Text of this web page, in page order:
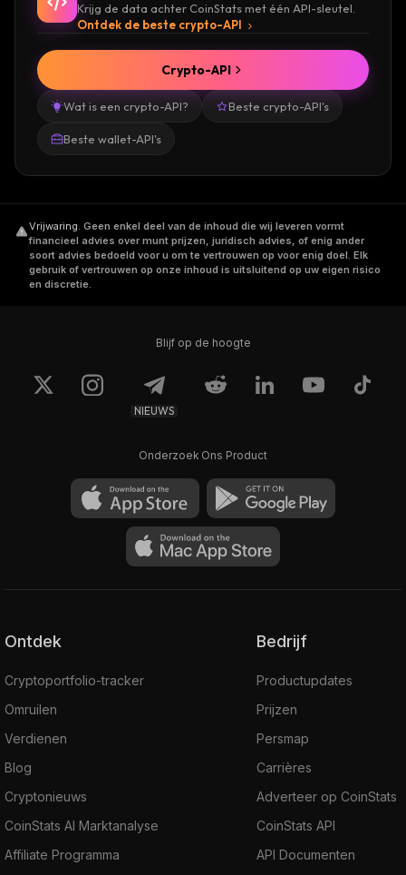
Krijg de data achter CoinStats met één API-sleutel.
Ontdek de beste crypto-API
Wat is een crypto-API? Beste crypto-API's
Beste wallet-API's
Crypto-API
Vrijwaring. Geen enkel deel van de inhoud die wij leveren vormt
financieel advies over munt prijzen, juridisch advies, of enig ander
soort advies bedoeld voor u om te vertrouwen op voor enig doel. Elk
gebruik of vertrouwen op onze inhoud is uitsluitend op uw eigen risico
en discretie.
Blijf op de hoogte
NIEUWS
Onderzoek Ons Product
Ontdek
Cryptoportfolio-tracker
Omruilen
Verdienen
Blog
Cryptonieuws
CoinStats AI Marktanalyse
Affiliate Programma
Bedrijf
Productupdates
Prijzen
Persmap
Carrières
Adverteer op CoinStats
CoinStats API
API Documenten